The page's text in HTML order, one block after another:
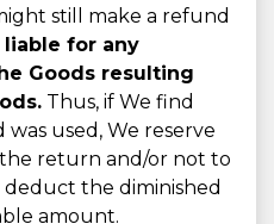
still make a refund
liable for any
Goods resulting
Thus, if We find
used, We reserve
return and/or not to
the diminished
amount.